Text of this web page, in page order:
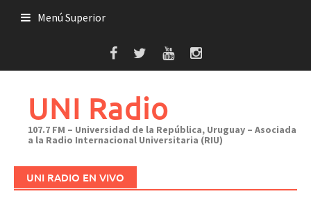
Menú Superior
UNI Radio
107.7 FM – Universidad de la República, Uruguay – Asociada
a la Radio Internacional Universitaria (RIU)
UNI RADIO EN VIVO